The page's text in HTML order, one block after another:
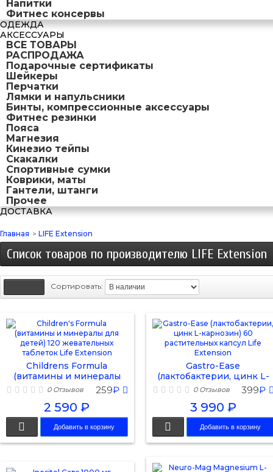
Напитки
Фитнес консервы
ОДЕЖДА
АКСЕССУАРЫ
ВСЕ ТОВАРЫ
РАСПРОДАЖА
Подарочные сертификаты
Шейкеры
Перчатки
Лямки и напульсники
Бинты, компрессионные аксессуары
Фитнес резинки
Пояса
Магнезия
Кинезио тейпы
Скакалки
Спортивные сумки
Коврики, маты
Гантели, штанги
Прочее
ДОСТАВКА
Главная > LIFE Extension
Список товаров по производителю LIFE Extension
Сортировать:
Childrens Formula
(витамины и минералы
для...
0 Отзывов 259₽
2 590 ₽
Добавить в корзину
Gastro-Ease
(лактобактерии, цинк L-
карнозин) 60...
0 Отзывов 399₽
3 990 ₽
Добавить в корзину